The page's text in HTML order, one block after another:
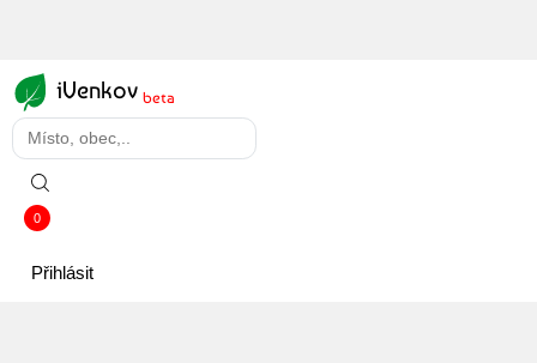
iVenkov beta
0
Přihlásit